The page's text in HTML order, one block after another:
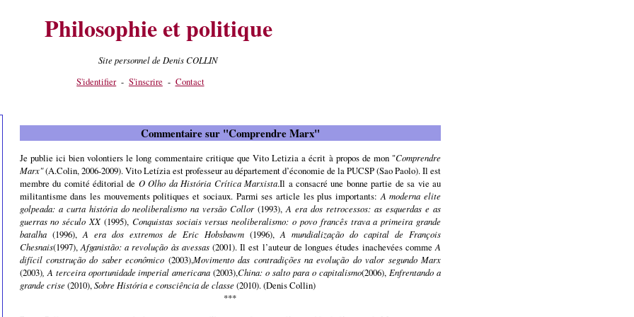
Philosophie et politique
Site personnel de Denis COLLIN
S'identifier - S'inscrire - Contact
Commentaire sur "Comprendre Marx"
Je publie ici bien volontiers le long commentaire critique que Vito Letizia a écrit à propos de mon "Comprendre
Marx"(A.Colin, 2006-2009). Vito Letízia est professeur au département d’économie de la PUCSP (Sao Paolo). Il est
membre du comité éditorial de O Olho da História Crítica Marxista.Il a consacré une bonne partie de sa vie au
militantisme dans les mouvements politiques et sociaux. Parmi ses article les plus importants:A moderna elite
golpeada: a curta história do neoliberalismo na versão Collor(1993),A era dos retrocessos: as esquerdas e as
guerras no século XX(1995), Conquistas sociais versus neoliberalismo: o povo francês trava a primeira grande
batalha(1996),A era dos extremos de Eric Hobsbawm (1996),A mundialização do capital de François
Chesnais(1997),Afganistão: a revolução às avessas(2001). Il est l’auteur de longues études inachevées commeA
difícil construção do saber econômico (2003),Movimento das contradições na evolução do valor segundo Marx
(2003), A terceira oportunidade imperial americana(2003),China: o salto para o capitalismo(2006),Enfrentando a
grande crise(2010),Sobre História e consciência de classe(2010). (Denis Collin)
***